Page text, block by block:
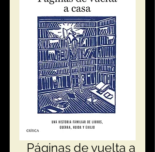
Páginas de vuelta a